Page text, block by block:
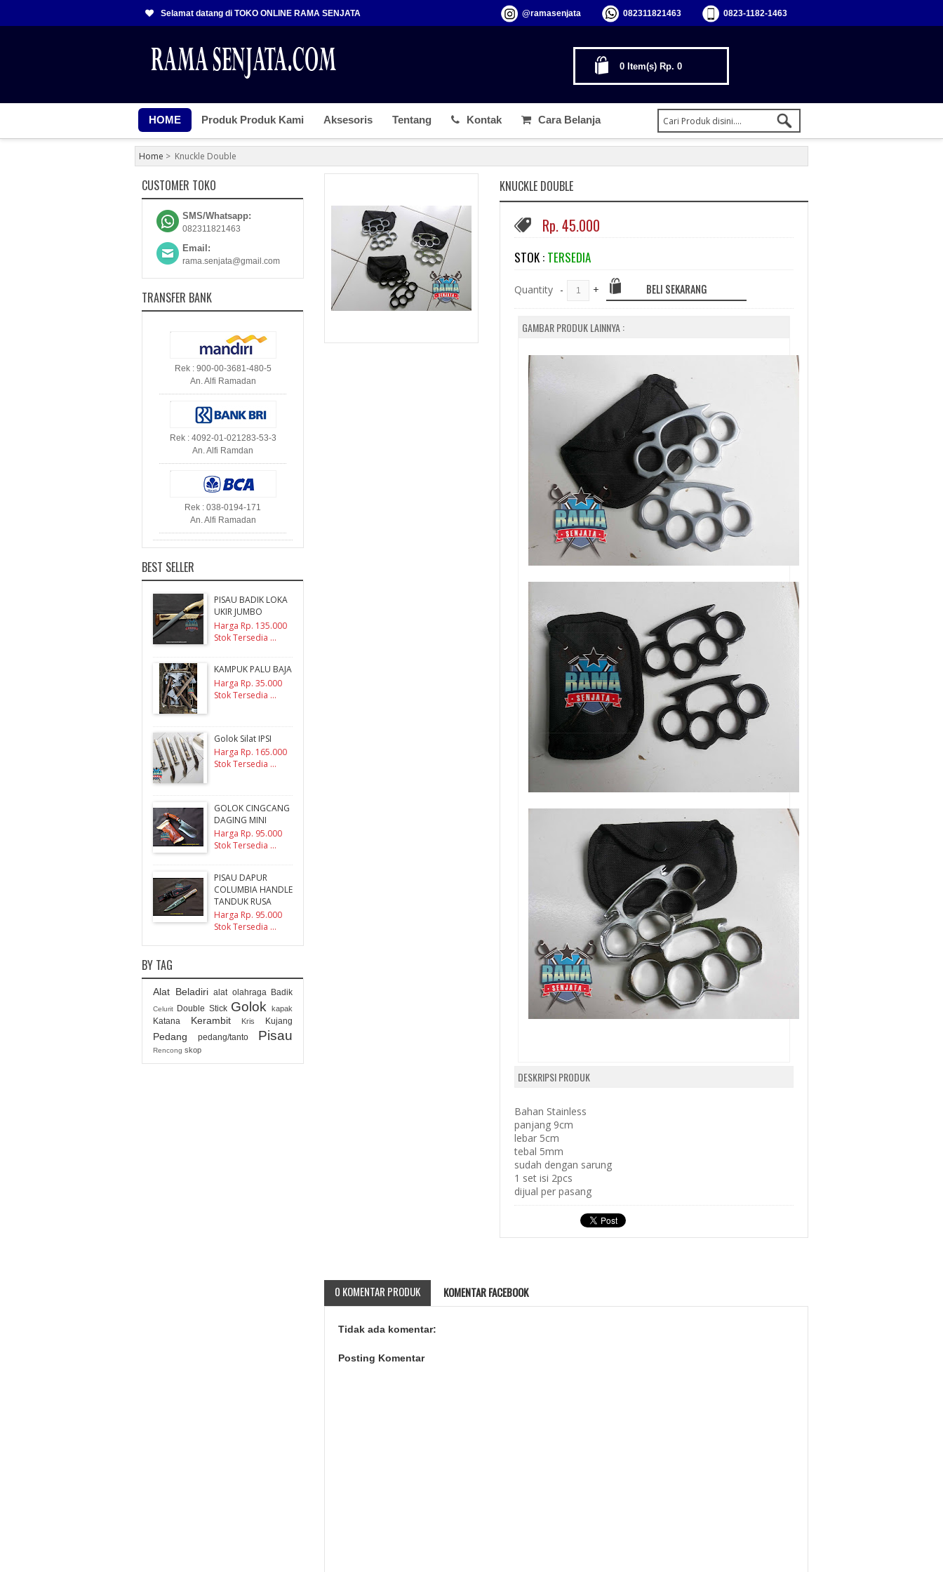
Selamat datang di TOKO ONLINE RAMA SENJATA 0823-1182-1463
082311821463
@ramasenjata
0 Item(s) Rp. 0
HOME Produk Produk Kami Aksesoris Tentang Kontak Cara Belanja
Home > Knuckle Double
KNUCKLE DOUBLE
Rp. 45.000
STOK : TERSEDIA
Quantity - + BELI SEKARANG
GAMBAR PRODUK LAINNYA :
DESKRIPSI PRODUK
Bahan Stainless
panjang 9cm
lebar 5cm
tebal 5mm
sudah dengan sarung
1 set isi 2pcs
dijual per pasang
0 KOMENTAR PRODUK KOMENTAR FACEBOOK
Tidak ada komentar:
Posting Komentar
CUSTOMER TOKO
SMS/Whatsapp:
082311821463
Email:
rama.senjata@gmail.com
TRANSFER BANK
Rek : 900-00-3681-480-5
An. Alfi Ramadan
Rek : 4092-01-021283-53-3
An. Alfi Ramdan
Rek : 038-0194-171
An. Alfi Ramadan
BEST SELLER
PISAU BADIK LOKA
UKIR JUMBO
Harga Rp. 135.000
Stok Tersedia ...
KAMPUK PALU BAJA
Harga Rp. 35.000
Stok Tersedia ...
Golok Silat IPSI
Harga Rp. 165.000
Stok Tersedia ...
GOLOK CINGCANG
DAGING MINI
Harga Rp. 95.000
Stok Tersedia ...
PISAU DAPUR
COLUMBIA HANDLE
TANDUK RUSA
Harga Rp. 95.000
Stok Tersedia ...
BY TAG
Alat Beladiri alat olahraga Badik
Celurit Double Stick Golok kapak
Katana Kerambit Kris Kujang
Pedang pedang/tanto Pisau
Rencong skop